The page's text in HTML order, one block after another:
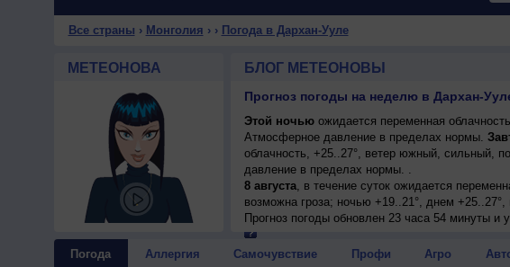
Все страны › Монголия › › Погода в Дархан-Ууле
МЕТЕОНОВА БЛОГ МЕТЕОНОВЫ
Прогноз погоды на неделю в Дархан-
Этой ночьюожидается переменная
Атмосферное давление в пределах нормы.
облачность, +25..27°, ветер южный, сильный,
давление в пределах нормы. .
8 августа, в течение суток ожидается
возможна гроза; ночью +19..21°, днем
Прогноз погоды обновлен 23 часа 54 минуты и
Погода Аллергия Самочувствие Профи Агро